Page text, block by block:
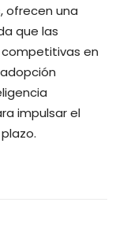
ofrecen una
que las
en
impulsar el